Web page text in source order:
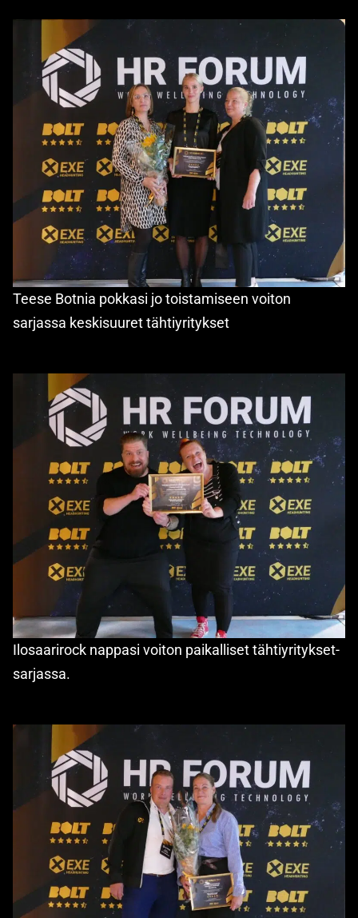
Teese Botnia pokkasi jo toistamiseen voiton
sarjassa keskisuuret tähtiyritykset
Ilosaarirock nappasi voiton paikalliset tähtiyritykset-
sarjassa.